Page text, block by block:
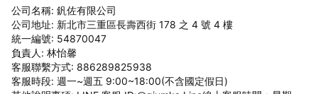
公司名稱: 釩佐有限公司
公司地址: 新北市三重區長壽西街 178 之 4 號 4 樓
統一編號: 54870047
負責人: 林怡馨
客服聯繫方式: 886289825938
客服時段: 週一~週五 9:00~18:00(不含國定假日)